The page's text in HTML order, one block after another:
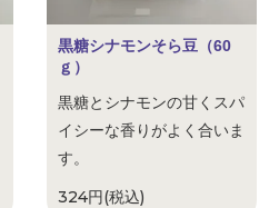
黒糖シナモンそら豆（60
ｇ）
黒糖とシナモンの甘くスパ
イシーな香りがよく合いま
す。
324円(税込)